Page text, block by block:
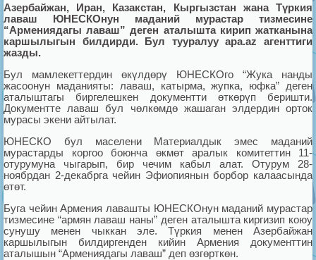
Азербайжан, Иран, Казакстан, Кыргызстан жана Түркия
лаваш ЮНЕСКОнун маданий мурастар тизмесине
“Армениядагы лаваш” деген аталышта кирип жатканына
каршылыгын билдирди. Бул тууралуу apa.az агенттиги
жазды.
Бул мамлекеттердин өкүлдөрү ЮНЕСКОго “Жука нанды
жасоонун маданияты: лаваш, катырма, жупка, юфка” деген
аталыштагы биргелешкен документти өткөрүп беришти.
Документте лаваш бул чөлкөмдө жашаган элдердин орток
мурасы экени айтылат.
ЮНЕСКО бул маселени Материалдык эмес маданий
мурастарды коргоо боюнча өкмөт аралык комитеттин 11-
отурумуна чыгарып, бир чечим кабыл алат. Отурум 28-
ноябрдан 2-декабрга чейин Эфиопиянын борбор калаасында
өтөт.
Буга чейин Армения лавашты ЮНЕСКОнун маданий мурастар
тизмесине “армян лаваш наны” деген аталышта киргизип коюу
сунушу менен чыккан эле. Түркия менен Азербайжан
каршылыгын билдиргенден кийин Армения документтин
аталышын “Армениядагы лаваш” деп өзгөрткөн.